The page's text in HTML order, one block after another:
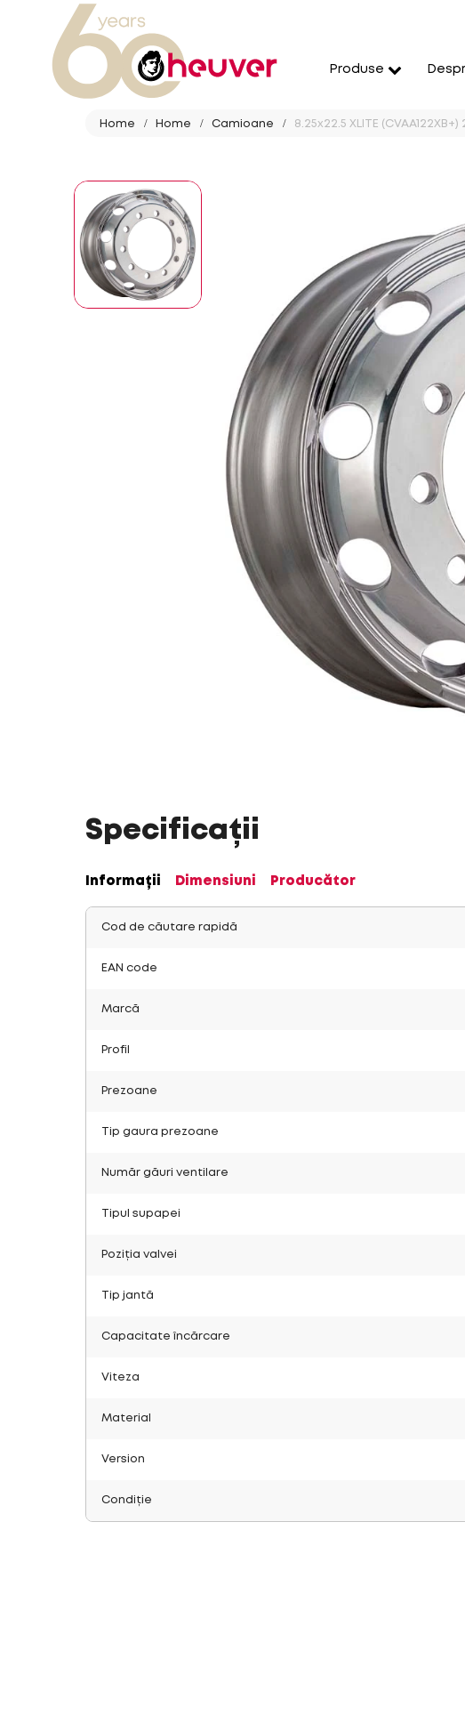
Produse
Home Home Camioane 8.25x22.5 XLITE (CVAA122XB+)
Specificații
Informații Dimensiuni Producător
Cod de căutare rapidă
EAN code
Marcă
Profil
Prezoane
Tip gaura prezoane
Număr găuri ventilare
Tipul supapei
Poziția valvei
Tip jantă
Capacitate încărcare
Viteza
Material
Version
Condiție